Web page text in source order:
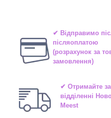
✔ Відправимо
післяоплатою
(розрахунок за
замовлення)
✔ Отримайте
відділенні
Meest